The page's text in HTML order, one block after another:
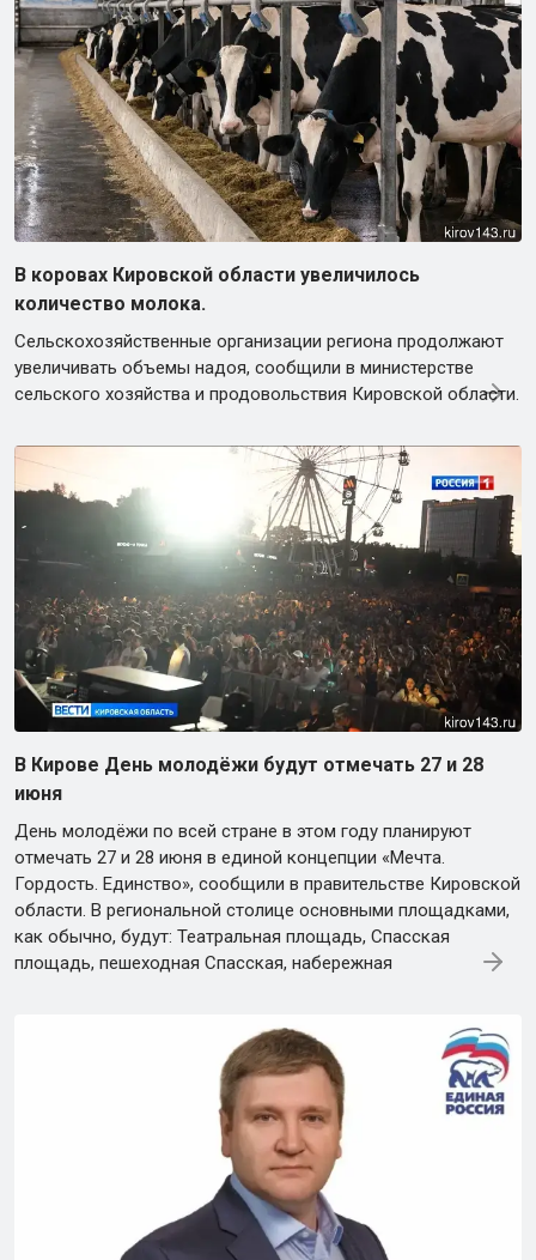
В коровах Кировской области увеличилось
количество молока.
Сельскохозяйственные организации региона продолжают
увеличивать объемы надоя, сообщили в министерстве
сельского хозяйства и продовольствия Кировской области.
В Кирове День молодёжи будут отмечать 27 и 28
июня
День молодёжи по всей стране в этом году планируют
отмечать 27 и 28 июня в единой концепции «Мечта.
Гордость. Единство», сообщили в правительстве Кировской
области. В региональной столице основными площадками,
как обычно, будут: Театральная площадь, Спасская
площадь, пешеходная Спасская, набережная